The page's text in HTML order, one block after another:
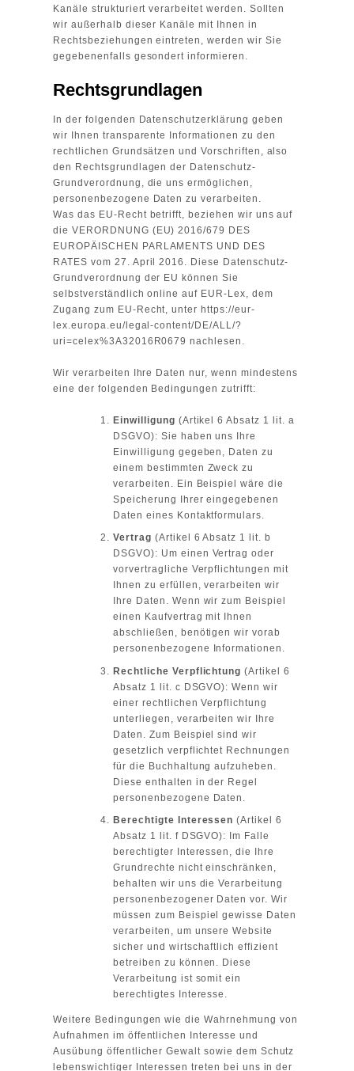
Kanäle strukturiert verarbeitet werden. Sollten
wir außerhalb dieser Kanäle mit Ihnen in
Rechtsbeziehungen eintreten, werden wir Sie
gegebenenfalls gesondert informieren.
Rechtsgrundlagen
In der folgenden Datenschutzerklärung geben
wir Ihnen transparente Informationen zu den
rechtlichen Grundsätzen und Vorschriften, also
den Rechtsgrundlagen der Datenschutz-
Grundverordnung, die uns ermöglichen,
personenbezogene Daten zu verarbeiten.
Was das EU-Recht betrifft, beziehen wir uns auf
die VERORDNUNG (EU) 2016/679 DES
EUROPÄISCHEN PARLAMENTS UND DES
RATES vom 27. April 2016. Diese Datenschutz-
Grundverordnung der EU können Sie
selbstverständlich online auf EUR-Lex, dem
Zugang zum EU-Recht, unterhttps://eur-
lex.europa.eu/legal-content/DE/ALL/?
uri=celex%3A32016R0679 nachlesen.
Wir verarbeiten Ihre Daten nur, wenn mindestens
eine der folgenden Bedingungen zutrifft:
Einwilligung (Artikel 6 Absatz 1 lit. a
DSGVO): Sie haben uns Ihre
Einwilligung gegeben, Daten zu
einem bestimmten Zweck zu
verarbeiten. Ein Beispiel wäre die
Speicherung Ihrer eingegebenen
Daten eines Kontaktformulars.
Vertrag (Artikel 6 Absatz 1 lit. b
DSGVO): Um einen Vertrag oder
vorvertragliche Verpflichtungen mit
Ihnen zu erfüllen, verarbeiten wir
Ihre Daten. Wenn wir zum Beispiel
einen Kaufvertrag mit Ihnen
abschließen, benötigen wir vorab
personenbezogene Informationen.
Rechtliche Verpflichtung (Artikel 6
Absatz 1 lit. c DSGVO): Wenn wir
einer rechtlichen Verpflichtung
unterliegen, verarbeiten wir Ihre
Daten. Zum Beispiel sind wir
gesetzlich verpflichtet Rechnungen
für die Buchhaltung aufzuheben.
Diese enthalten in der Regel
personenbezogene Daten.
Berechtigte Interessen (Artikel 6
Absatz 1 lit. f DSGVO): Im Falle
berechtigter Interessen, die Ihre
Grundrechte nicht einschränken,
behalten wir uns die Verarbeitung
personenbezogener Daten vor. Wir
müssen zum Beispiel gewisse Daten
verarbeiten, um unsere Website
sicher und wirtschaftlich effizient
betreiben zu können. Diese
Verarbeitung ist somit ein
berechtigtes Interesse.
Weitere Bedingungen wie die Wahrnehmung von
Aufnahmen im öffentlichen Interesse und
Ausübung öffentlicher Gewalt sowie dem Schutz
lebenswichtiger Interessen treten bei uns in der